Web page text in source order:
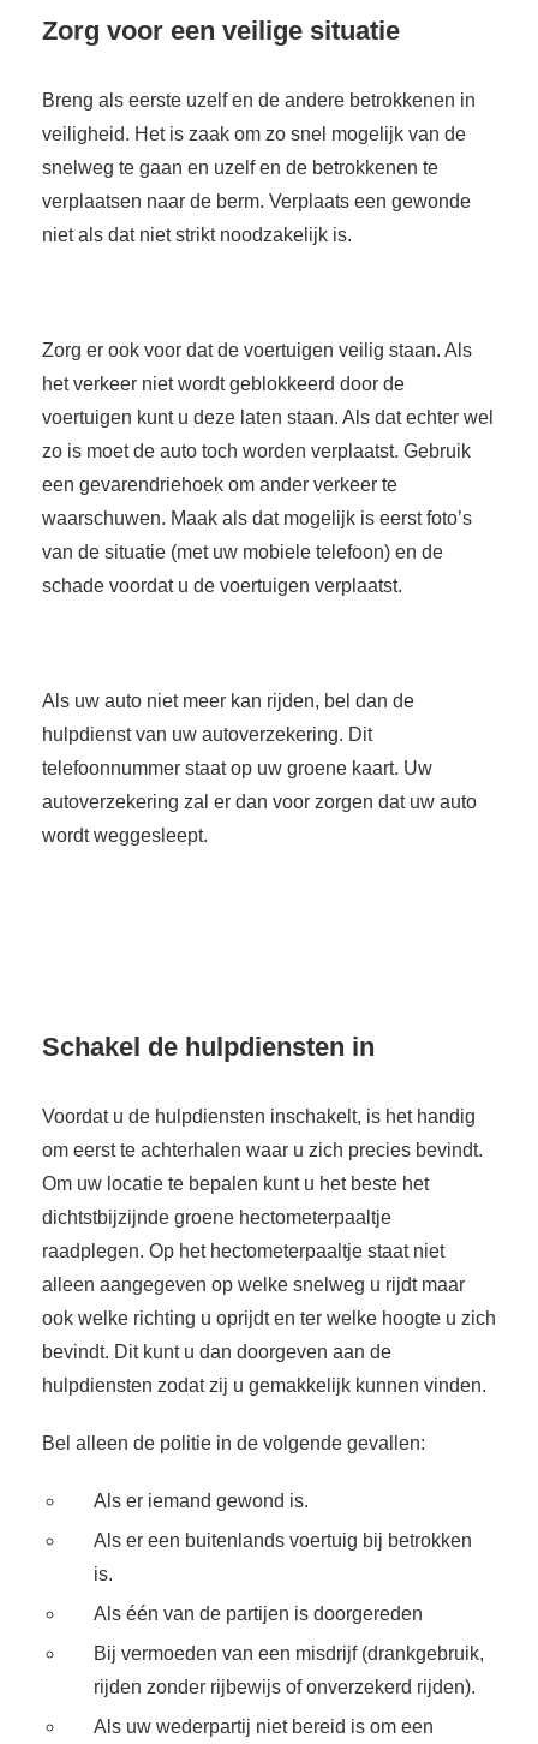
Zorg voor een veilige situatie
Breng als eerste uzelf en de andere betrokkenen in
veiligheid. Het is zaak om zo snel mogelijk van de
snelweg te gaan en uzelf en de betrokkenen te
verplaatsen naar de berm. Verplaats een gewonde
niet als dat niet strikt noodzakelijk is.
Zorg er ook voor dat de voertuigen veilig staan. Als
het verkeer niet wordt geblokkeerd door de
voertuigen kunt u deze laten staan. Als dat echter wel
zo is moet de auto toch worden verplaatst. Gebruik
een gevarendriehoek om ander verkeer te
waarschuwen. Maak als dat mogelijk is eerst foto’s
van de situatie (met uw mobiele telefoon) en de
schade voordat u de voertuigen verplaatst.
Als uw auto niet meer kan rijden, bel dan de
hulpdienst van uw autoverzekering. Dit
telefoonnummer staat op uw groene kaart. Uw
autoverzekering zal er dan voor zorgen dat uw auto
wordt weggesleept.
Schakel de hulpdiensten in
Voordat u de hulpdiensten inschakelt, is het handig
om eerst te achterhalen waar u zich precies bevindt.
Om uw locatie te bepalen kunt u het beste het
dichtstbijzijnde groene hectometerpaaltje
raadplegen. Op het hectometerpaaltje staat niet
alleen aangegeven op welke snelweg u rijdt maar
ook welke richting u oprijdt en ter welke hoogte u zich
bevindt. Dit kunt u dan doorgeven aan de
hulpdiensten zodat zij u gemakkelijk kunnen vinden.
Bel alleen de politie in de volgende gevallen:
Als er iemand gewond is.
Als er een buitenlands voertuig bij betrokken
is.
Als één van de partijen is doorgereden
Bij vermoeden van een misdrijf (drankgebruik,
rijden zonder rijbewijs of onverzekerd rijden).
Als uw wederpartij niet bereid is om een